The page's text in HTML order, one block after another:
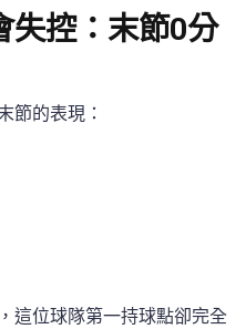
失控：末節0分
節的表現：
這位球隊第一持球點卻完全